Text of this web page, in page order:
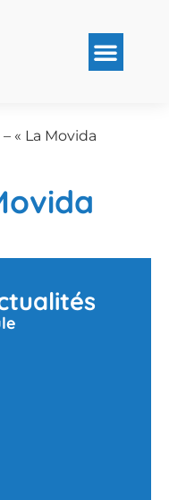
« La Movida